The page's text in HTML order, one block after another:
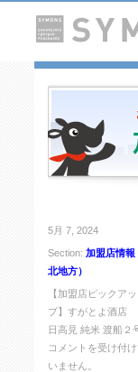
5月 7, 2024
Section: 加盟店情報
北地方）
【加盟店ピックアッ
プ】すがとよ酒店
日高見 純米 渡船２
コメントを受け付け
いません。